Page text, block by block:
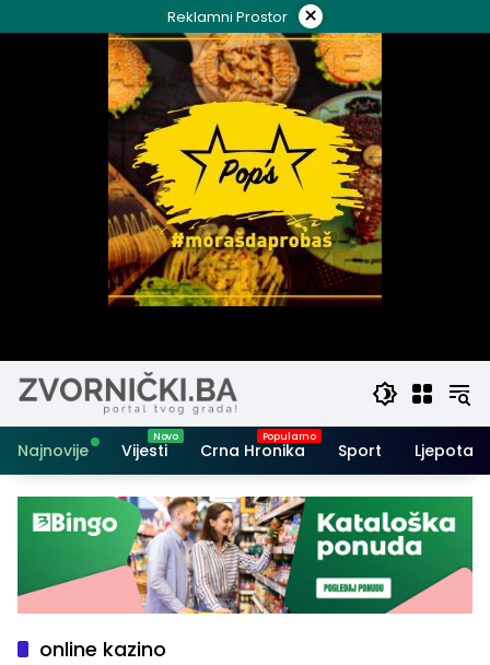
to
Reklamni Prostor ×
Najnovije Vijesti Crna Hronika Sport Ljepota i
online kazino